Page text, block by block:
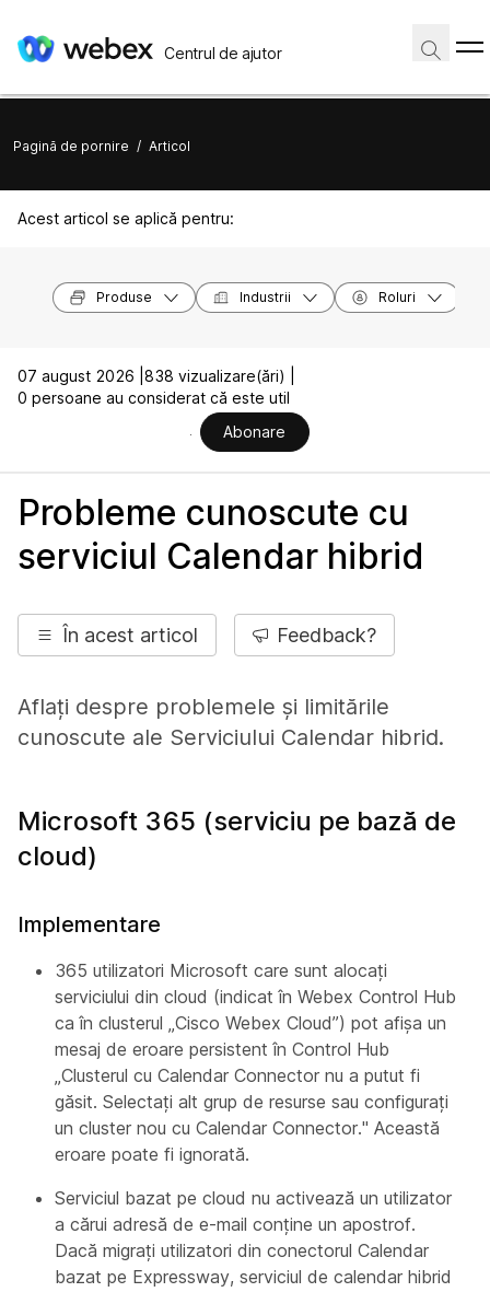
Centrul de ajutor
Pagină de pornire / Articol
Acest articol se aplică pentru:
Produse Industrii Roluri
07 august 2026 | 838 vizualizare(ări) |
0 persoane au considerat că este util
Abonare
Probleme cunoscute cu
serviciul Calendar hibrid
În acest articol Feedback?
Aflați despre problemele și limitările
cunoscute ale Serviciului Calendar hibrid.
Microsoft 365 (serviciu pe bază de
cloud)
Implementare
365 utilizatori Microsoft care sunt alocați
serviciului din cloud (indicat în Webex Control Hub
ca în clusterul „Cisco Webex Cloud”) pot afișa un
mesaj de eroare persistent în Control Hub
„Clusterul cu Calendar Connector nu a putut fi
găsit. Selectați alt grup de resurse sau configurați
un cluster nou cu Calendar Connector." Această
eroare poate fi ignorată.
Serviciul bazat pe cloud nu activează un utilizator
a cărui adresă de e-mail conține un apostrof.
Dacă migrați utilizatori din conectorul Calendar
bazat pe Expressway, serviciul de calendar hibrid